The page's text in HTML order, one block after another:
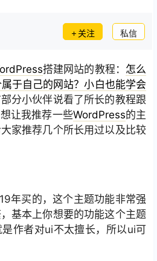
关注 私信
搭建网站的教程： 怎么
于自己的网站？小白也能学会
部分小伙伴说看了所长的教程跟
让我推荐一些WordPress的主
家推荐几个所长用过以及比较
年买的，这个主题功能非常强
基本上你想要的功能这个主题
作者对ui不太擅长，所以ui可